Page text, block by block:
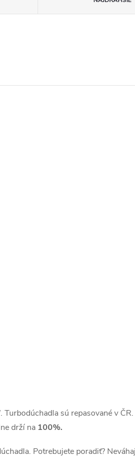
sú repasované v
drží na 100%.
Potrebujete poradiť?